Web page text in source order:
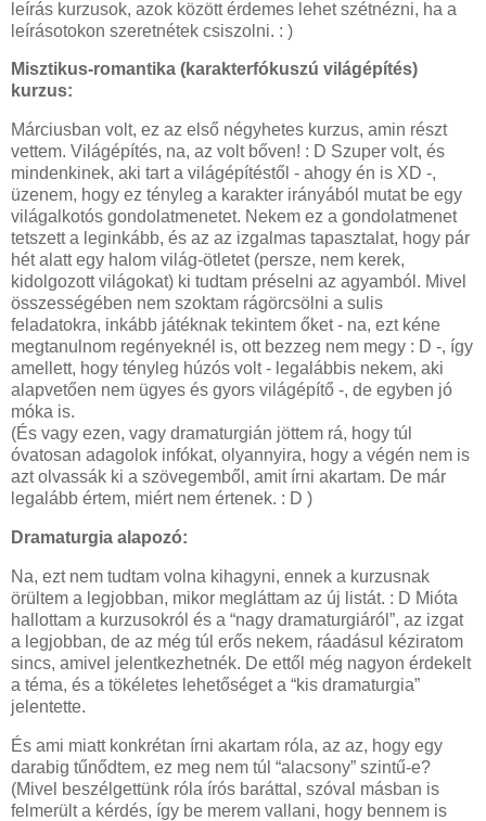
leírás kurzusok, azok között érdemes lehet szétnézni, ha a
leírásotokon szeretnétek csiszolni. : )
Misztikus-romantika (karakterfókuszú világépítés)
kurzus:
Márciusban volt, ez az első négyhetes kurzus, amin részt
vettem. Világépítés, na, az volt bőven! : D Szuper volt, és
mindenkinek, aki tart a világépítéstől - ahogy én is XD -,
üzenem, hogy ez tényleg a karakter irányából mutat be egy
világalkotós gondolatmenetet. Nekem ez a gondolatmenet
tetszett a leginkább, és az az izgalmas tapasztalat, hogy pár
hét alatt egy halom világ-ötletet (persze, nem kerek,
kidolgozott világokat) ki tudtam préselni az agyamból. Mivel
összességében nem szoktam rágörcsölni a sulis
feladatokra, inkább játéknak tekintem őket - na, ezt kéne
megtanulnom regényeknél is, ott bezzeg nem megy : D -, így
amellett, hogy tényleg húzós volt - legalábbis nekem, aki
alapvetően nem ügyes és gyors világépítő -, de egyben jó
móka is.
(És vagy ezen, vagy dramaturgián jöttem rá, hogy túl
óvatosan adagolok infókat, olyannyira, hogy a végén nem is
azt olvassák ki a szövegemből, amit írni akartam. De már
legalább értem, miért nem értenek. : D )
Dramaturgia alapozó:
Na, ezt nem tudtam volna kihagyni, ennek a kurzusnak
örültem a legjobban, mikor megláttam az új listát. : D Mióta
hallottam a kurzusokról és a “nagy dramaturgiáról”, az izgat
a legjobban, de az még túl erős nekem, ráadásul kéziratom
sincs, amivel jelentkezhetnék. De ettől még nagyon érdekelt
a téma, és a tökéletes lehetőséget a “kis dramaturgia”
jelentette.
És ami miatt konkrétan írni akartam róla, az az, hogy egy
darabig tűnődtem, ez meg nem túl “alacsony” szintű-e?
(Mivel beszélgettünk róla írós baráttal, szóval másban is
felmerült a kérdés, így be merem vallani, hogy bennem is